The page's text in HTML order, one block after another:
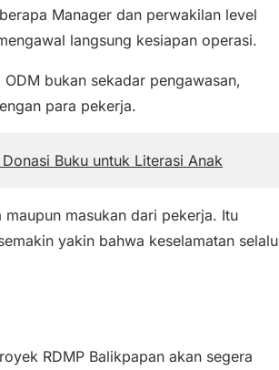
Manager dan perwakilan level
langsung kesiapan operasi.
bukan sekadar pengawasan,
para pekerja.
Buku untuk Literasi Anak
masukan dari pekerja. Itu
yakin bahwa keselamatan selalu
RDMP Balikpapan akan segera